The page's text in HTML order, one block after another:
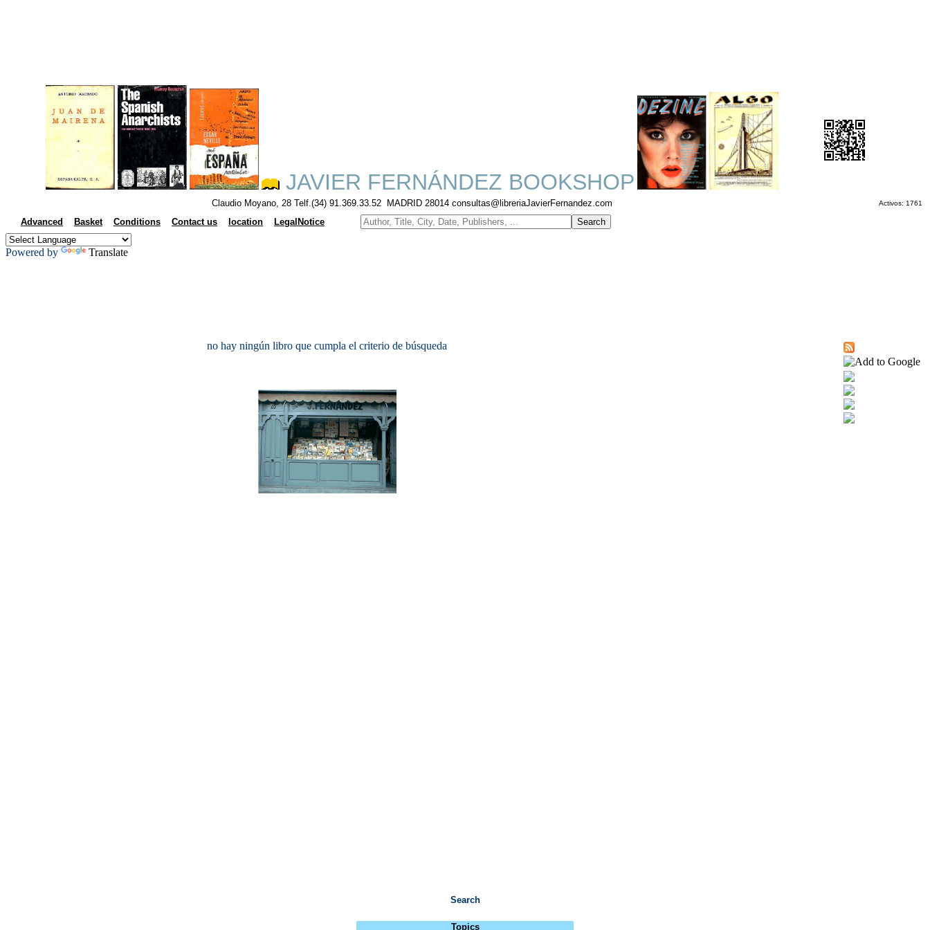
JAVIER FERNÁNDEZ BOOKSHOP
Claudio Moyano, 28 Telf.(34) 91.369.33.52 MADRID 28014 consultas@libreriaJavierFernandez.com Activos: 1761
Advanced Basket Conditions Contact us location LegalNotice
Powered by Translate
no hay ningún libro que cumpla el criterio de búsqueda
Search
Topics